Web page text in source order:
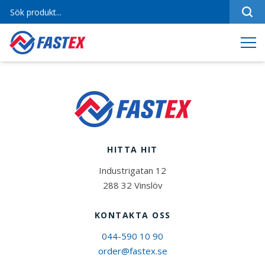
HITTA HIT
Industrigatan 12
288 32 Vinslöv
KONTAKTA OSS
044-590 10 90
order@fastex.se
Varumärken
Jobba hos oss
Kontakt